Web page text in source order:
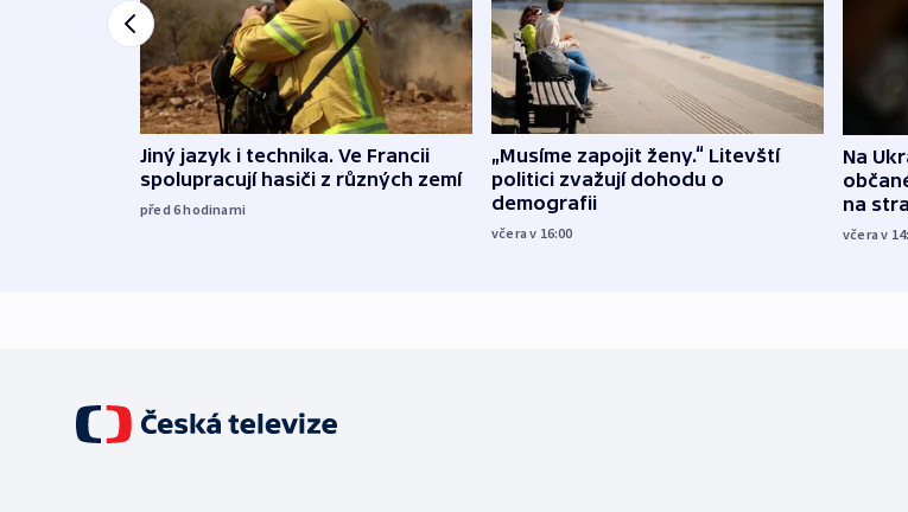
Jiný jazyk i technika. Ve Francii
spolupracují hasiči z různých zemí
před 6hodinami
„Musíme zapojit ženy.“ Litevští
politici zvažují dohodu o
demografii
včera v 16:00
Na
na
včera v